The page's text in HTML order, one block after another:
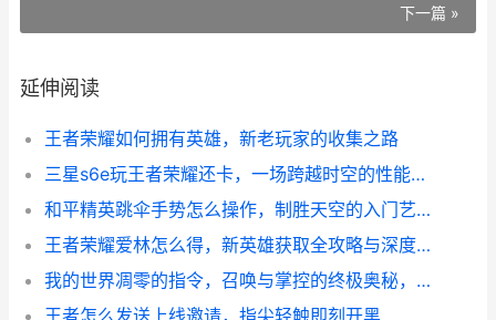
下一篇 »
延伸阅读
王者荣耀如何拥有英雄，新老玩家的收集之路
三星s6e玩王者荣耀还卡，一场跨越时空的性能对决
和平精英跳伞手势怎么操作，制胜天空的入门艺术
王者荣耀爱林怎么得，新英雄获取全攻略与深度解析
我的世界凋零的指令，召唤与掌控的终极奥秘，副标题，深入解析凋零召唤与战斗策略
王者怎么发送上线邀请，指尖轻触即刻开黑